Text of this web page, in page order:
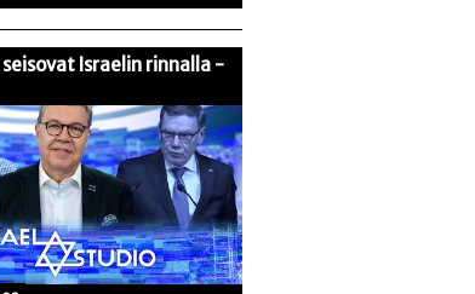
seisovat Israelin rinnalla -